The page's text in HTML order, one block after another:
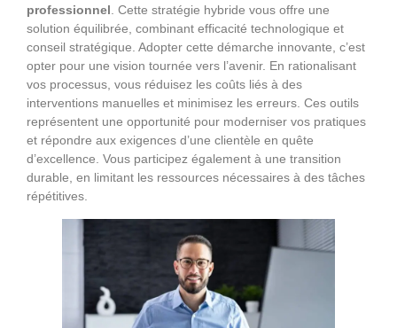
professionnel . Cette stratégie hybride vous offre une
solution équilibrée, combinant efficacité technologique et
conseil stratégique. Adopter cette démarche innovante, c’est
opter pour une vision tournée vers l’avenir. En rationalisant
vos processus, vous réduisez les coûts liés à des
interventions manuelles et minimisez les erreurs. Ces outils
représentent une opportunité pour moderniser vos pratiques
et répondre aux exigences d’une clientèle en quête
d’excellence. Vous participez également à une transition
durable, en limitant les ressources nécessaires à des tâches
répétitives.